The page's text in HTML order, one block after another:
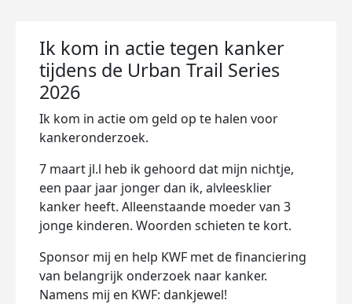
Ik kom in actie tegen kanker
tijdens de Urban Trail Series
2026
Ik kom in actie om geld op te halen voor
kankeronderzoek.
7 maart jl.l heb ik gehoord dat mijn nichtje,
een paar jaar jonger dan ik, alvleesklier
kanker heeft. Alleenstaande moeder van 3
jonge kinderen. Woorden schieten te kort.
Sponsor mij en help KWF met de financiering
van belangrijk onderzoek naar kanker.
Namens mij en KWF: dankjewel!